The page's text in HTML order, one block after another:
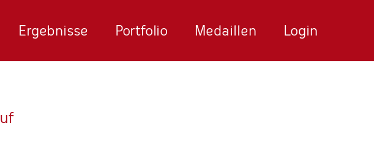
Ergebnisse Portfolio Medaillen Login